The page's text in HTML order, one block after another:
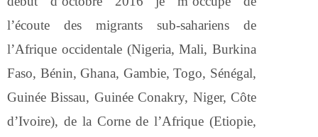
l’écoute des migrants sub-sahariens de
l’Afrique occidentale (Nigeria, Mali, Burkina
Faso, Bénin, Ghana, Gambie, Togo, Sénégal,
Guinée Bissau, Guinée Conakry, Niger, Côte
d’Ivoire), de la Corne de l’Afrique (Etiopie,